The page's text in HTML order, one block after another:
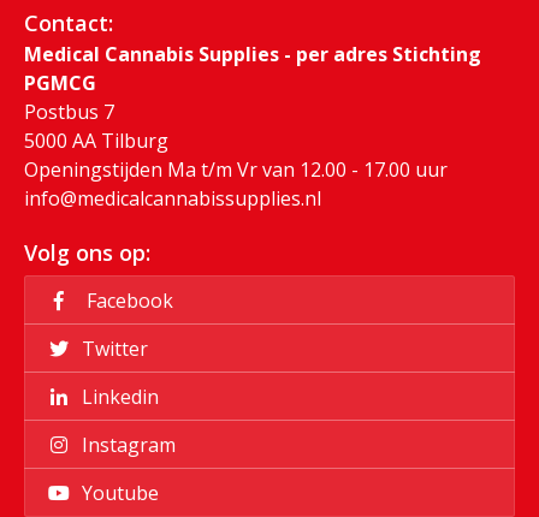
Contact:
Medical Cannabis Supplies - per adres Stichting
PGMCG
Postbus 7
5000 AA Tilburg
Openingstijden Ma t/m Vr van 12.00 - 17.00 uur
info@medicalcannabissupplies.nl
Volg ons op:
Facebook
Twitter
Linkedin
Instagram
Youtube